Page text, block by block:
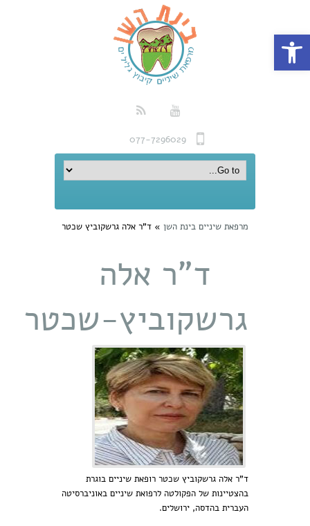
פתח סרגל נגישות
077-7296029
מרפאת שיניים בינת השן » ד"ר אלה גרשקוביץ שכטר
ד"ר אלה
גרשקוביץ-שכטר
ד"ר אלה גרשקוביץ שכטר רופאת שיניים בוגרת
בהצטיינות של הפקולטה לרפואת שיניים באוניברסיטה
העברית בהדסה, ירושלים.